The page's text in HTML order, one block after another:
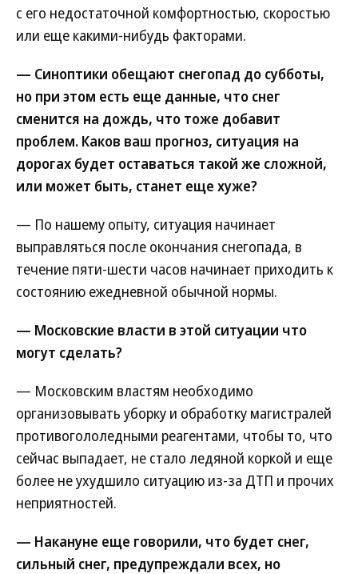
с его недостаточной комфортностью, скоростью
или еще какими-нибудь факторами.
— Синоптики обещают снегопад до субботы,
но при этом есть еще данные, что снег
сменится на дождь, что тоже добавит
проблем. Каков ваш прогноз, ситуация на
дорогах будет оставаться такой же сложной,
или может быть, станет еще хуже?
— По нашему опыту, ситуация начинает
выправляться после окончания снегопада, в
течение пяти-шести часов начинает приходить к
состоянию ежедневной обычной нормы.
— Московские власти в этой ситуации что
могут сделать?
— Московским властям необходимо
организовывать уборку и обработку магистралей
противогололедными реагентами, чтобы то, что
сейчас выпадает, не стало ледяной коркой и еще
более не ухудшило ситуацию из-за ДТП и прочих
неприятностей.
— Накануне еще говорили, что будет снег,
сильный снег, предупреждали всех, но